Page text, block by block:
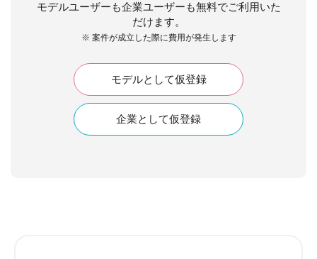
モデルユーザーも企業ユーザーも無料でご利用いた
だけます。
※ 案件が成立した際に費用が発生します
モデルとして仮登録
企業として仮登録